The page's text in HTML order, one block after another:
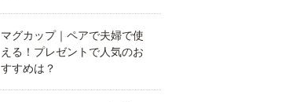
マグカップ｜ペアで夫婦で使
える！プレゼントで人気のお
すすめは？